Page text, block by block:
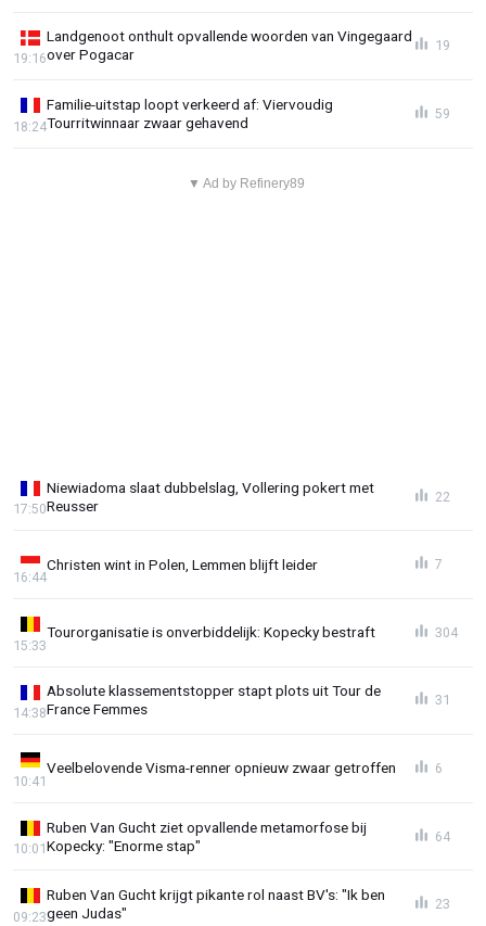
Landgenoot onthult opvallende woorden van Vingegaard
over Pogacar
19:16
19
Familie-uitstap loopt verkeerd af: Viervoudig
Tourritwinnaar zwaar gehavend
18:24
59
▼ Ad by Refinery89
Niewiadoma slaat dubbelslag, Vollering pokert met
Reusser
17:50
22
Christen wint in Polen, Lemmen blijft leider
16:44
7
Tourorganisatie is onverbiddelijk: Kopecky bestraft
15:33
304
Absolute klassementstopper stapt plots uit Tour de
France Femmes
14:38
31
Veelbelovende Visma-renner opnieuw zwaar getroffen
10:41
6
Ruben Van Gucht ziet opvallende metamorfose bij
Kopecky: "Enorme stap"
10:01
64
Ruben Van Gucht krijgt pikante rol naast BV's: "Ik ben
geen Judas"
09:23
23